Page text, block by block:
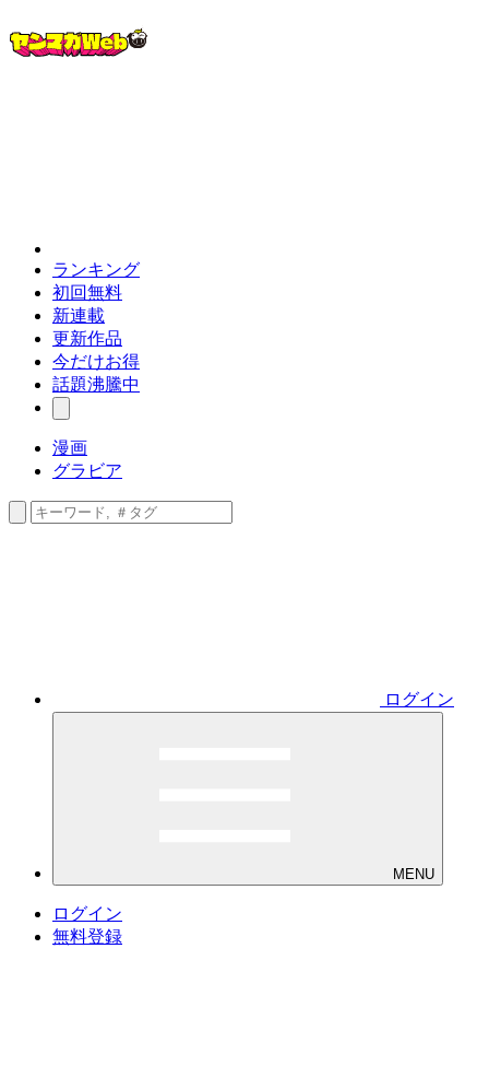
ランキング
初回無料
新連載
更新作品
今だけお得
話題沸騰中
漫画
グラビア
ログイン
MENU
ログイン
無料登録